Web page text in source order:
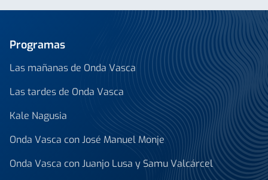
Programas
Las mañanas de Onda Vasca
Las tardes de Onda Vasca
Kale Nagusia
Onda Vasca con José Manuel Monje
Onda Vasca con Juanjo Lusa y Samu Valcárcel